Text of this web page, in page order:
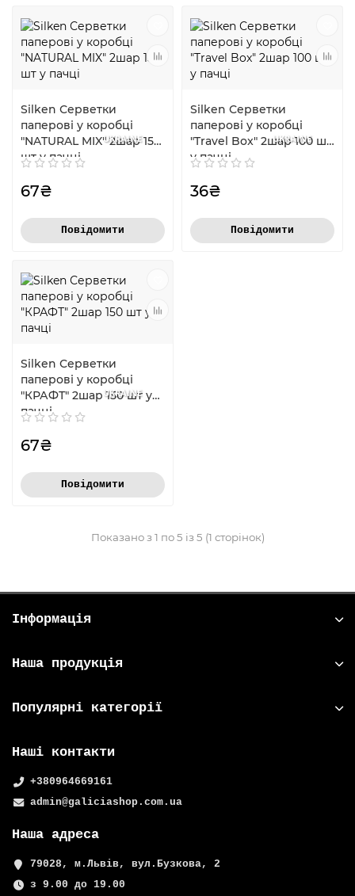
Silken Серветки
паперові у коробці
"NATURAL MIX" 2шар 150
шт у пачці
UKRAINE
67₴
Повідомити
Silken Серветки
паперові у коробці
"Travel Box" 2шар 100 шт
у пачці
UKRAINE
36₴
Повідомити
Silken Серветки
паперові у коробці
"КРАФТ" 2шар 150 шт у
пачці
UKRAINE
67₴
Повідомити
Показано з 1 по 5 із 5 (1 сторінок)
Інформація
Наша продукція
Популярні категорії
Наші контакти
+380964669161
admin@galiciashop.com.ua
Наша адреса
79028, м.Львів, вул.Бузкова, 2
з 9.00 до 19.00